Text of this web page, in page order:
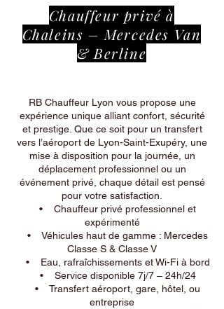
Chauffeur privé à
Chaleins – Mercedes Van
& Berline
RB Chauffeur Lyon vous propose une
expérience unique alliant confort, sécurité
et prestige. Que ce soit pour un transfert
vers l’aéroport de Lyon-Saint-Exupéry, une
mise à disposition pour la journée, un
déplacement professionnel ou un
événement privé, chaque détail est pensé
pour votre satisfaction.
• Chauffeur privé professionnel et
expérimenté
• Véhicules haut de gamme : Mercedes
Classe S & Classe V
• Eau, rafraîchissements et Wi-Fi à bord
• Service disponible 7j/7 – 24h/24
• Transfert aéroport, gare, hôtel, ou
entreprise